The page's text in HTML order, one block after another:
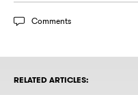
Comments
RELATED ARTICLES: